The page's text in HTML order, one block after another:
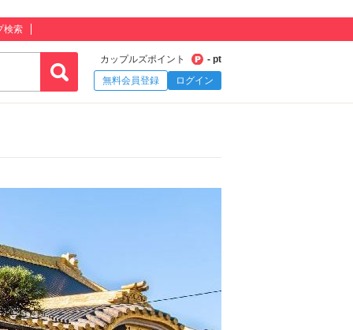
検索
カップルズポイント
- pt
無料会員登録
ログイン